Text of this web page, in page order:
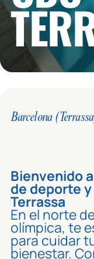
Barcelona
Bienvenido
de deporte
Terrassa
En el norte
olímpica, te
para cuidar
bienestar.